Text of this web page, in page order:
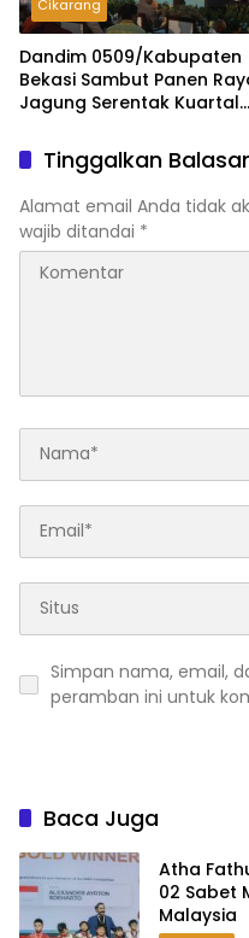
Cikarang
Dandim 0509/Kabupaten
Bekasi Sambut Panen
Jagung Serentak Kuartal
Tinggalkan
Alamat email Anda tidak
wajib ditandai *
Simpan nama, email,
peramban ini untuk
Baca Juga
Atha
02 Sabet
Malaysia